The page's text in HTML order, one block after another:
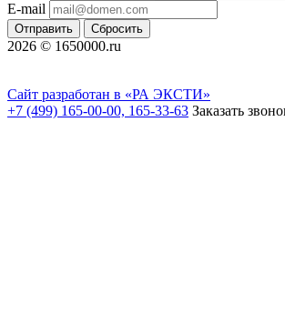
E-mail
Отправить Сбросить
2026 © 1650000.ru
Сайт разработан в «РА ЭКСТИ»
+7 (499) 165-00-00, 165-33-63 Заказать